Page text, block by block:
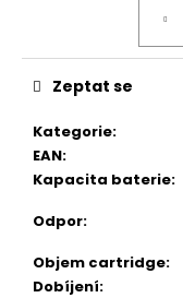
Kategorie:
EAN:
Kapacita baterie:
Odpor:
Objem cartridge:
Dobíjení:
Zeptat se
COLA-
79
Původně:
Kč